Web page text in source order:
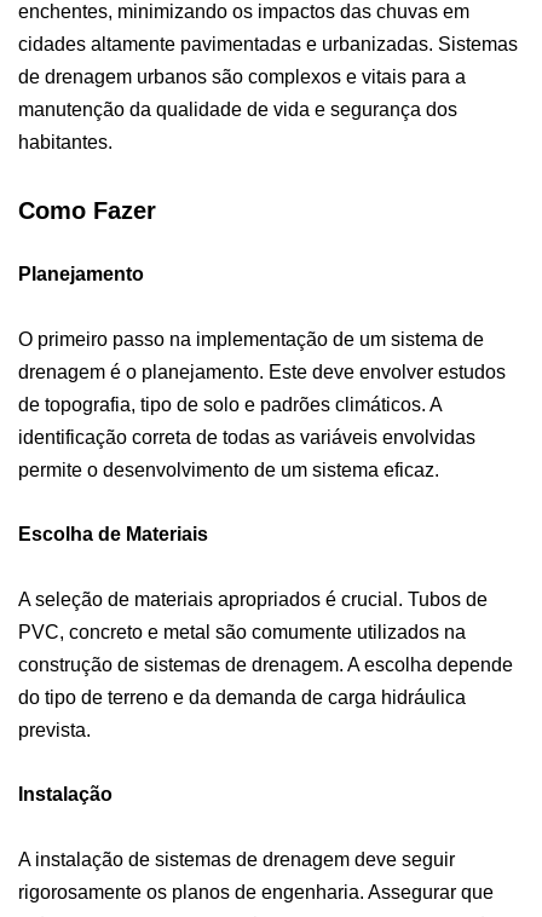
enchentes, minimizando os impactos das chuvas em
cidades altamente pavimentadas e urbanizadas. Sistemas
de drenagem urbanos são complexos e vitais para a
manutenção da qualidade de vida e segurança dos
habitantes.
Como Fazer
Planejamento
O primeiro passo na implementação de um sistema de
drenagem é o planejamento. Este deve envolver estudos
de topografia, tipo de solo e padrões climáticos. A
identificação correta de todas as variáveis envolvidas
permite o desenvolvimento de um sistema eficaz.
Escolha de Materiais
A seleção de materiais apropriados é crucial. Tubos de
PVC, concreto e metal são comumente utilizados na
construção de sistemas de drenagem. A escolha depende
do tipo de terreno e da demanda de carga hidráulica
prevista.
Instalação
A instalação de sistemas de drenagem deve seguir
rigorosamente os planos de engenharia. Assegurar que